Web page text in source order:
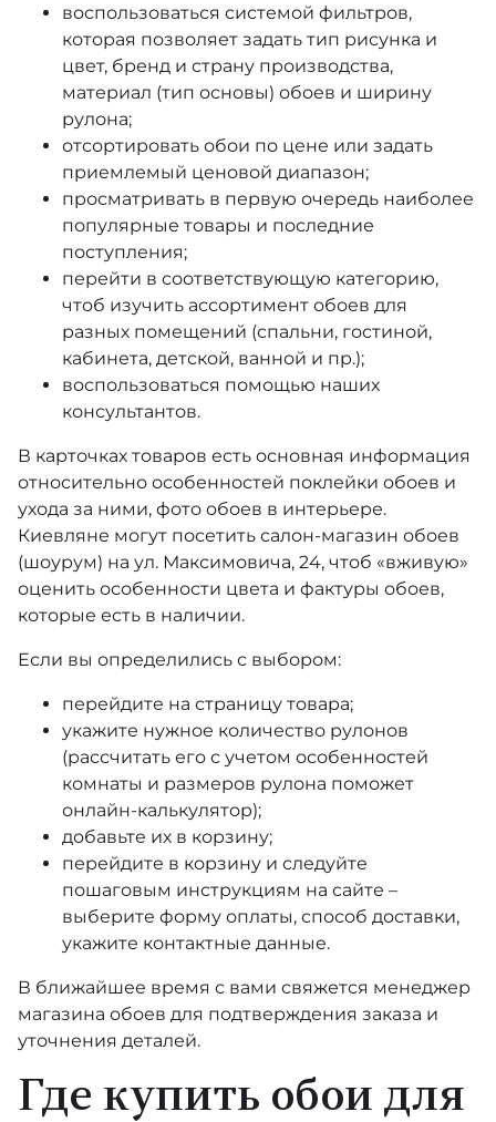
воспользоваться системой фильтров,
которая позволяет задать тип рисунка и
цвет, бренд и страну производства,
материал (тип основы) обоев и ширину
рулона;
отсортировать обои по цене или задать
приемлемый ценовой диапазон;
просматривать в первую очередь наиболее
популярные товары и последние
поступления;
перейти в соответствующую категорию,
чтоб изучить ассортимент обоев для
разных помещений (спальни, гостиной,
кабинета, детской, ванной и пр.);
воспользоваться помощью наших
консультантов.
В карточках товаров есть основная информация
относительно особенностей поклейки обоев и
ухода за ними, фото обоев в интерьере.
Киевляне могут посетить салон-магазин обоев
(шоурум) на ул. Максимовича, 24, чтоб «вживую»
оценить особенности цвета и фактуры обоев,
которые есть в наличии.
Если вы определились с выбором:
перейдите на страницу товара;
укажите нужное количество рулонов
(рассчитать его с учетом особенностей
комнаты и размеров рулона поможет
онлайн-калькулятор);
добавьте их в корзину;
перейдите в корзину и следуйте
пошаговым инструкциям на сайте –
выберите форму оплаты, способ доставки,
укажите контактные данные.
В ближайшее время с вами свяжется менеджер
магазина обоев для подтверждения заказа и
уточнения деталей.
Где купить обои для